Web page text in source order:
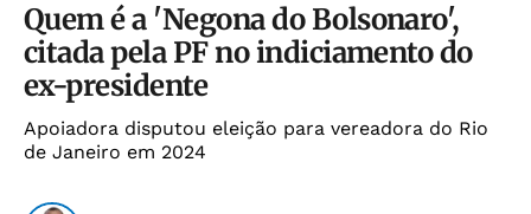
Quem é a 'Negona do Bolsonaro',
citada pela PF no indiciamento do
ex-presidente
Apoiadora disputou eleição para vereadora do Rio
de Janeiro em 2024